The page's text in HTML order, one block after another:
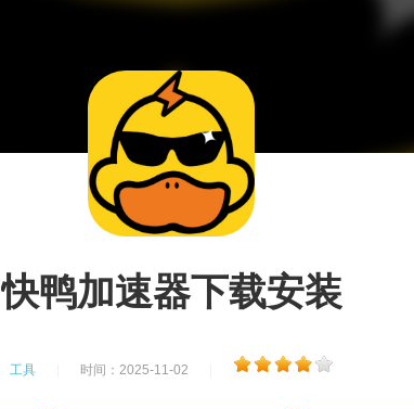
快鸭加速器下载安装
工具 时间：2025-11-02